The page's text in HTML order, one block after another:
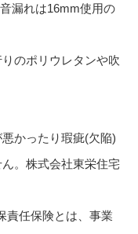
漏れは16mm使用の
のポリウレタンや吹
かったり瑕疵(欠陥)
。株式会社東栄住宅
責任保険とは、事業